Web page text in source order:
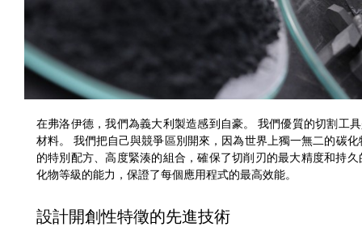
在弗洛伊德，我們為義大利製造感到自豪。 我們優質的切割工
材料。 我們把自己與競爭區別開來，因為世界上獨一無二的碳
的特別配方、高度緊湊的組合，確保了切削刃的最大精度和持
化物等級的能力，保證了每個應用程式的最高效能。
設計開創性特徵的先進技術